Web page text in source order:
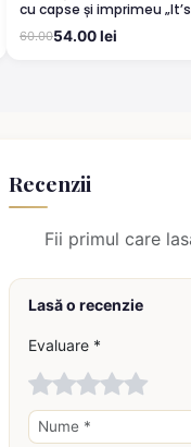
cu capse și imprimeu „It’s
Only an Ilusion”
60.0054.00 lei
Recenzii
Fii primul care
Lasă o recenzie
Evaluare *